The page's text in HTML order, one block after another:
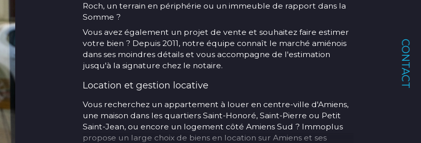
CONTACT
Roch, un terrain en périphérie ou un immeuble de rapport dans la
Somme ?
Vous avez également un projet de vente et souhaitez faire estimer
votre bien ? Depuis 2011, notre équipe connaît le marché amiénois
dans ses moindres détails et vous accompagne de l'estimation
jusqu'à la signature chez le notaire.
Location et gestion locative
Vous recherchez un appartement à louer en centre-ville d'Amiens,
une maison dans les quartiers Saint-Honoré, Saint-Pierre ou Petit
Saint-Jean, ou encore un logement côté Amiens Sud ? Immoplus
propose un large choix de biens en location sur Amiens et ses